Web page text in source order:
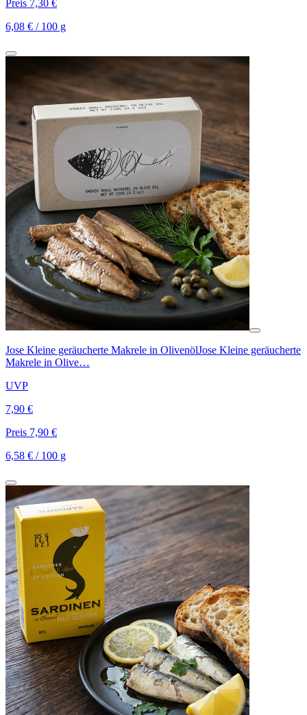
Preis 7,30 €
6,08 € / 100 g
Jose Kleine geräucherte Makrele in OlivenölJose Kleine geräucherte
Makrele in Olive…
UVP
7,90 €
Preis 7,90 €
6,58 € / 100 g